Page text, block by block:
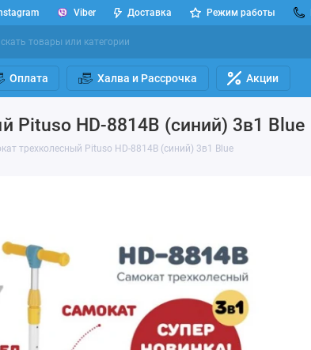
Viber Доставка Режим работы
Оплата Халва и Рассрочка Акции
Pituso HD-8814B (синий) 3в1 Blue
трехколесный Pituso HD-8814B (синий) 3в1 Blue